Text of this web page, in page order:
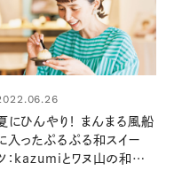
にひんやり！ まんまる風船
入ったぷるぷる和スイー
：kazumiとワヌ山の和菓